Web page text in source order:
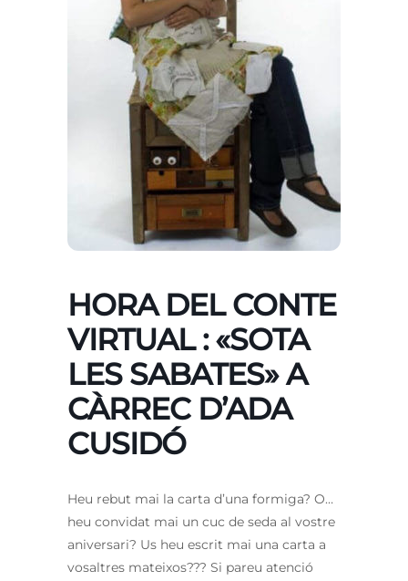
HORA DEL CONTE
VIRTUAL : «SOTA
LES SABATES» A
CÀRREC D’ADA
CUSIDÓ
Heu rebut mai la carta d’una formiga? O…
heu convidat mai un cuc de seda al vostre
aniversari? Us heu escrit mai una carta a
vosaltres mateixos??? Si pareu atenció